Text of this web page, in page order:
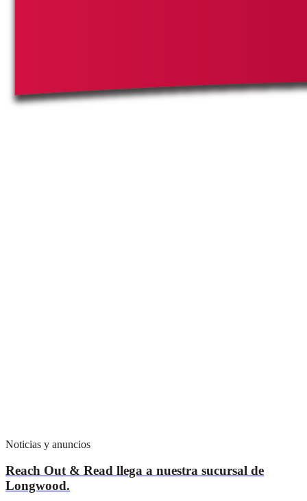
Noticias y anuncios
Reach Out & Read llega a nuestra sucursal de
Longwood.